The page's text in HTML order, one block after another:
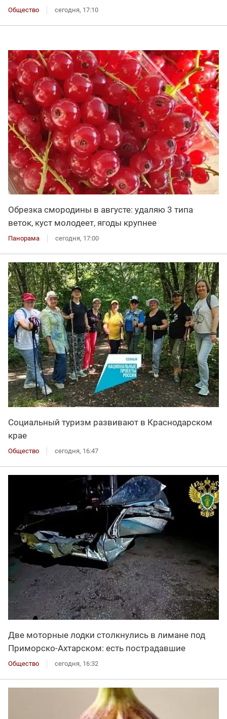
Общество сегодня, 17:10
Обрезка смородины в августе: удаляю 3 типа
веток, куст молодеет, ягоды крупнее
Панорама сегодня, 17:00
Социальный туризм развивают в Краснодарском
крае
Общество сегодня, 16:47
Две моторные лодки столкнулись в лимане под
Приморско-Ахтарском: есть пострадавшие
Общество сегодня, 16:32